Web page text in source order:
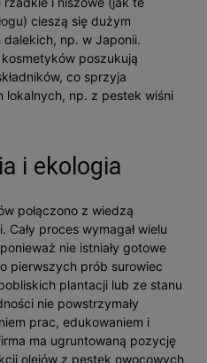
cieszą się dużym
np. w Japonii.
poszukują
co sprzyja
lokalnych, np. z pestek wiśni
i ekologia
połączono z wiedzą
Cały proces wymagał wielu
nie istniały gotowe
pierwszych prób surowiec
plantacji lub ze stanu
nie powstrzymały
prac, edukowaniem i
ma ugruntowaną pozycję
olejów z pestek owocowych